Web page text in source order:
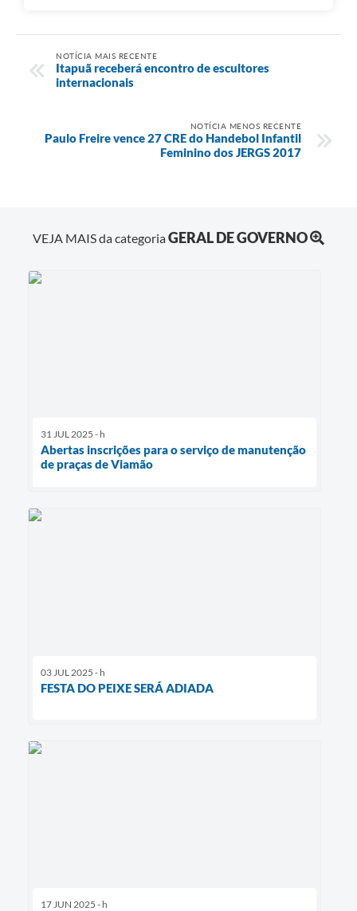
NOTÍCIA MAIS RECENTE
Itapuã receberá encontro de escultores
internacionais
NOTÍCIA MENOS RECENTE
Paulo Freire vence 27 CRE do Handebol Infantil
Feminino dos JERGS 2017
VEJA MAIS da categoriaGERAL DE GOVERNO
31 JUL 2025 - h
Abertas inscrições para o serviço de manutenção
de praças de Viamão
03 JUL 2025 - h
FESTA DO PEIXE SERÁ ADIADA
17 JUN 2025 - h